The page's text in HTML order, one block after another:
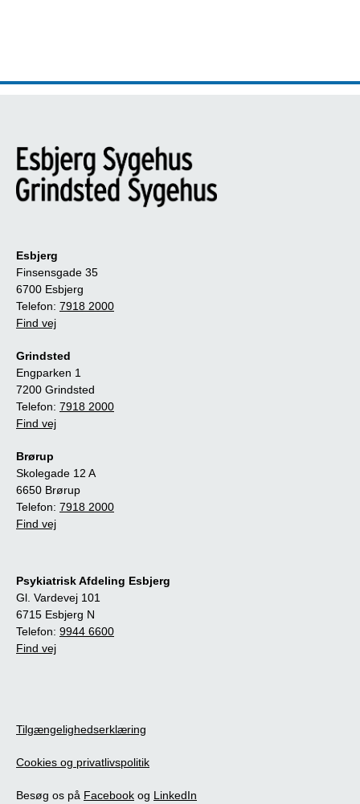
Esbjerg
Finsensgade 35
6700 Esbjerg
Telefon: 7918 2000
Find vej
Grindsted
Engparken 1
7200 Grindsted
Telefon: 7918 2000
Find vej
Brørup
Skolegade 12 A
6650 Brørup
Telefon: 7918 2000
Find vej
Psykiatrisk Afdeling Esbjerg
Gl. Vardevej 101
6715 Esbjerg N
Telefon: 9944 6600
Find vej
Tilgængelighedserklæring
Cookies og privatlivspolitik
Besøg os på Facebook og LinkedIn